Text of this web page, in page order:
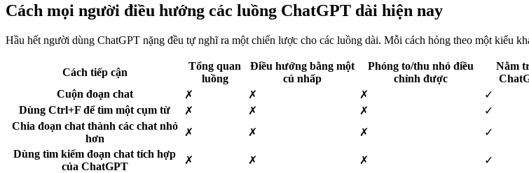
Cách mọi người điều hướng các luồng ChatGPT dài hiện nay
Hầu hết người dùng ChatGPT nặng đều tự nghĩ ra một chiến lược cho các luồng dài. Mỗi cách hỏng theo một kiểu
Cách tiếp cận
Tổng quan
luồng
Điều hướng bằng một
cú nhấp
Phóng to/thu nhỏ điều
chỉnh được
Nằm
Cuộn đoạn chat
✗ ✗ ✗ ✓
Dùng Ctrl+F để tìm một cụm từ
✗ ✗ ✗ ✓
Chia đoạn chat thành các chat nhỏ
hơn
✗ ✗ ✗ ✓
Dùng tìm kiếm đoạn chat tích hợp
của ChatGPT
✗ ✗ ✗ ✓